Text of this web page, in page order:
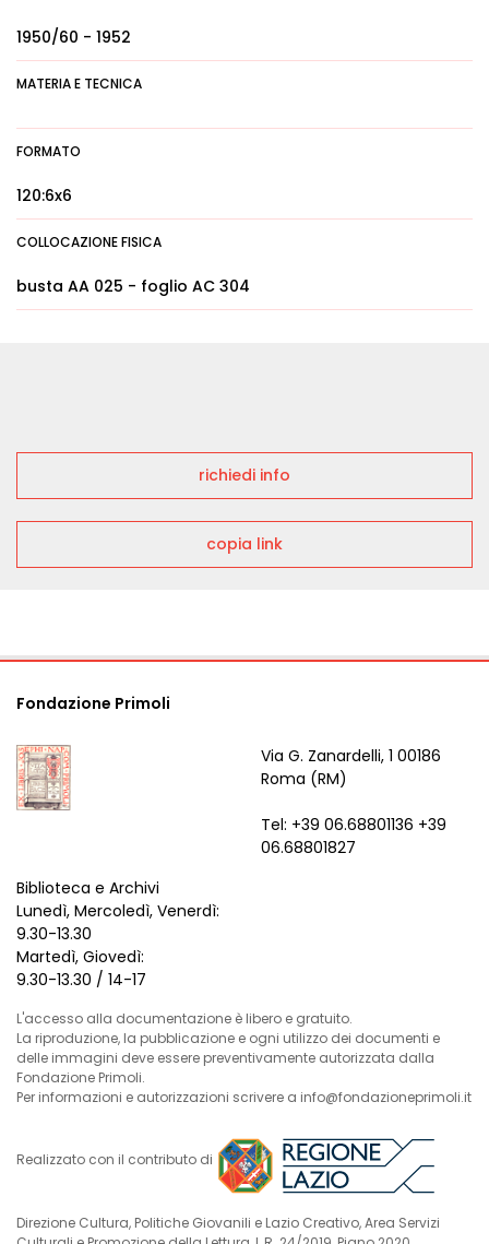
1950/60 - 1952
MATERIA E TECNICA
FORMATO
120:6x6
COLLOCAZIONE FISICA
busta AA 025 - foglio AC 304
richiedi info
copia link
Fondazione Primoli
Via G. Zanardelli, 1 00186
Roma (RM)
Tel: +39 06.68801136 +39
06.68801827
Biblioteca e Archivi
Lunedì, Mercoledì, Venerdì:
9.30-13.30
Martedì, Giovedì:
9.30-13.30 / 14-17
L'accesso alla documentazione è libero e gratuito.
La riproduzione, la pubblicazione e ogni utilizzo dei documenti e
delle immagini deve essere preventivamente autorizzata dalla
Fondazione Primoli.
Per informazioni e autorizzazioni scrivere a info@fondazioneprimoli.it
Realizzato con il contributo di
Direzione Cultura, Politiche Giovanili e Lazio Creativo, Area Servizi